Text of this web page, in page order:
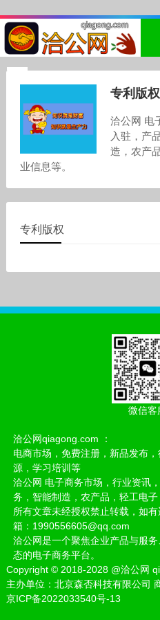
专利版权
洽公网 电
入驻，产
造，农产
业信息等。
专利版权
微信客
洽公网qiagong.com ：
电商市场，免费注册，新品发布
源，学习培训等
洽公网 电子商务市场，行业资讯
务，智能制造，农产品，轻工电子
所有文章未经授权禁止转载，如
箱：1990556605@qq.com
洽公网是一个聚焦企业产品与服
态的电子商务平台。
Copyright ©2018-2028 @洽公网
主办单位：北京森否科技有限公司
京ICP备2022033540号-13